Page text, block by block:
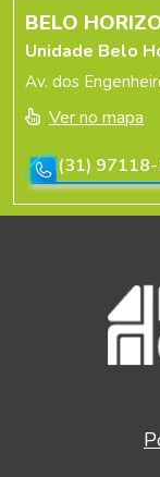
BELO
Unidade Belo
Av. dos
Ver no mapa
(31)